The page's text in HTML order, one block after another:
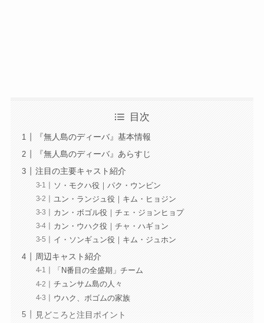
目次
『無人島のディーバ』基本情報
『無人島のディーバ』あらすじ
注目の主要キャスト紹介
ソ・モクハ役｜パク・ウンビン
ユン・ランジュ役｜キム・ヒョジン
カン・ボゴル役｜チェ・ジョンヒョプ
カン・ウハク役｜チャ・ハギョン
イ・ソンギュン役｜キム・ジュホン
周辺キャスト紹介
「N番目の全盛期」チーム
チュンサム島の人々
ウハク、ボゴムの家族
見どころと注目ポイント